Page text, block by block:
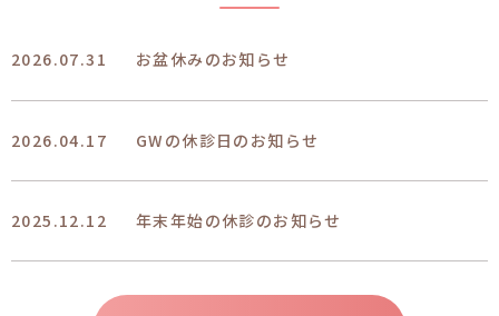
2026.07.31 お盆休みのお知らせ
2026.04.17 GWの休診日のお知らせ
2025.12.12 年末年始の休診のお知らせ